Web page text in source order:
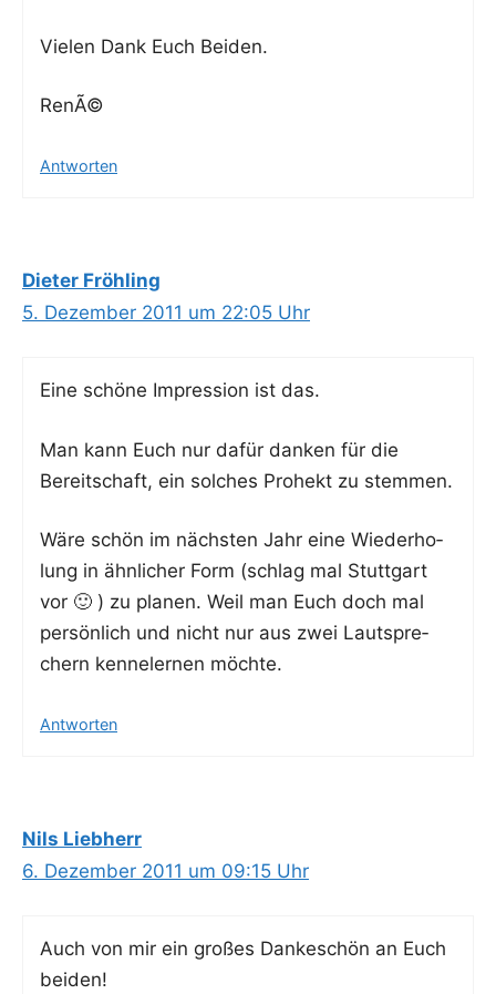
Vie­len Dank Euch Beiden.
RenÃ©
Antworten
Dieter Fröhling
5. Dezember 2011 um 22:05 Uhr
Eine schö­ne Impres­si­on ist das.
Man kann Euch nur dafür dan­ken für die
Bereit­schaft, ein sol­ches Pro­hekt zu stemmen.
Wäre schön im nächs­ten Jahr eine Wie­der­ho­
lung in ähn­li­cher Form (schlag mal Stutt­gart
vor 🙂 ) zu pla­nen. Weil man Euch doch mal
per­sön­lich und nicht nur aus zwei Laut­spre­
chern ken­ne­ler­nen möchte.
Antworten
Nils Liebherr
6. Dezember 2011 um 09:15 Uhr
Auch von mir ein gro­ßes Dan­ke­schön an Euch
beiden!